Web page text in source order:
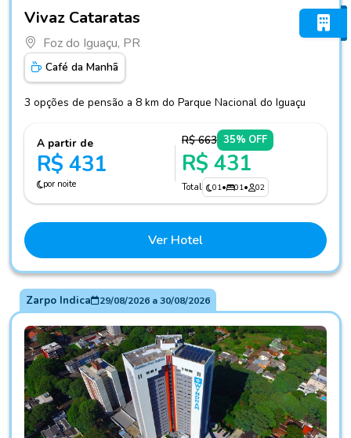
Vivaz Cataratas
Foz do Iguaçu, PR
Café da Manhã
3 opções de pensão a 8 km do Parque Nacional do Iguaçu
A partir de
R$ 431
por noite
R$ 663 35% OFF
R$ 431
Total 01• 01• 02
Ver Hotel
Zarpo Indica 29/08/2026a30/08/2026